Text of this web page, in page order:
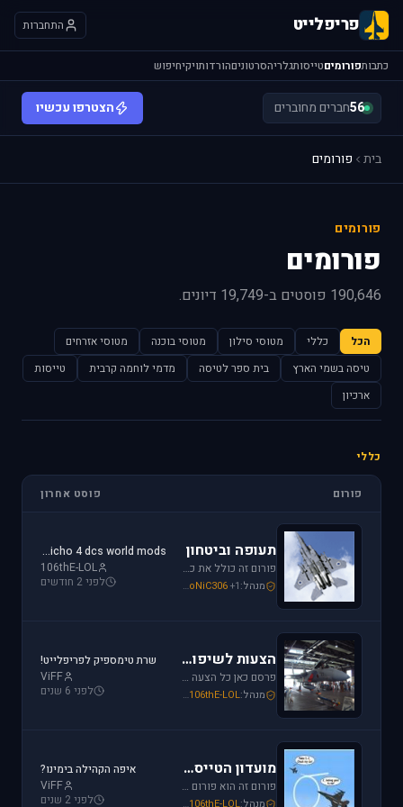
פריפלייט התחברות
כתבותפורומיםטייסותגלריהסרטוניםהורדותויקיחיפוש
56חברים מחוברים הצטרפו עכשיו
בית פורומים
פורומים
פורומים
190,646 פוסטים ב-19,749 דיונים.
הכל כללי מטוסי סילון מטוסי בוכנה
מטוסי אזרחים
טיסה בשמי הארץ
בית ספר לטיסה מדמי לוחמה קרבית
טייסות
ארכיון
כללי
פורום פוסט אחרון
תעופה וביטחון
פורום זה כולל את כל נושאי התעופה האזרחית, הצבאית והבטחון בארץ ובעולם. ניתן לדון בכל נושא אקטואלי או היסטורי בתחומים אלו.
מנהל: Mike_69th SoNiC306+1
jericho 4 dcs world mods
106thE-LOL
לפני 2 חודשים
הצעות לשיפור / הערות ומתן פידבק
פרסם כאן כל הצעה לשיפור שברצונך לראות מתגשמת או הערות לגבי דברים שברצונך לראות נעלמים או מציקים לך.
מנהל: Mike_69th ,106thE-LOL
שרת טימספיק לפריפלייט!
ViFF
לפני 6 שנים
מועדון הטייסים
פורום זה הוא פורום (OT (Off Topic פרסם כאן כל הודעה שמתחשקת לך וראויה לדיון.
מנהל: Mike_69th ,106thE-LOL
איפה הקהילה בימינו?
ViFF
לפני 2 שנים